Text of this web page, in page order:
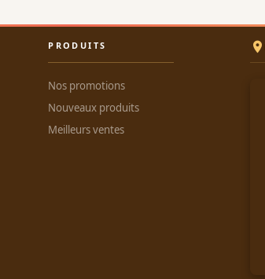
PRODUITS
Nos promotions
Nouveaux produits
Meilleurs ventes
